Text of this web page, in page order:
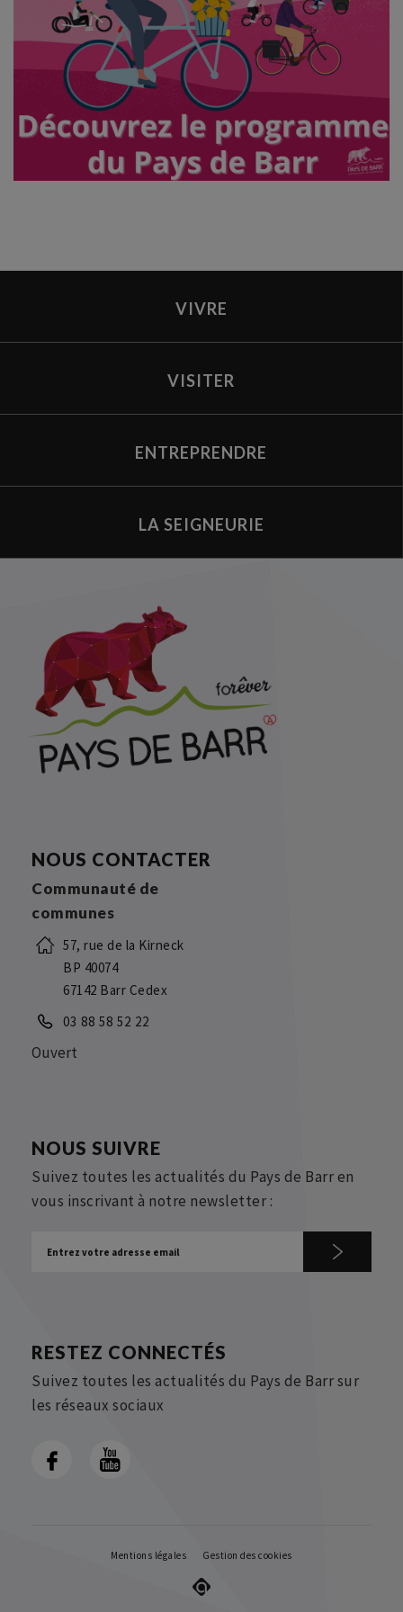
VIVRE
VISITER
ENTREPRENDRE
LA SEIGNEURIE
NOUS CONTACTER
Communauté de
communes
57, rue de la Kirneck
BP 40074
67142 Barr Cedex
03 88 58 52 22
Ouvert
NOUS SUIVRE
Suivez toutes les actualités du Pays de Barr en
vous inscrivant à notre newsletter :
RESTEZ CONNECTÉS
Suivez toutes les actualités du Pays de Barr sur
les réseaux sociaux
Mentions légales Gestion des cookies